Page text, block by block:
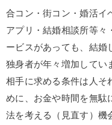
合コン・街コン・婚活イ
アプリ・結婚相談所等々
ービスがあっても、結婚
独身者が年々増加してい
相手に求める条件は人そ
めに、お金や時間を無駄
法を考える（見直す）機